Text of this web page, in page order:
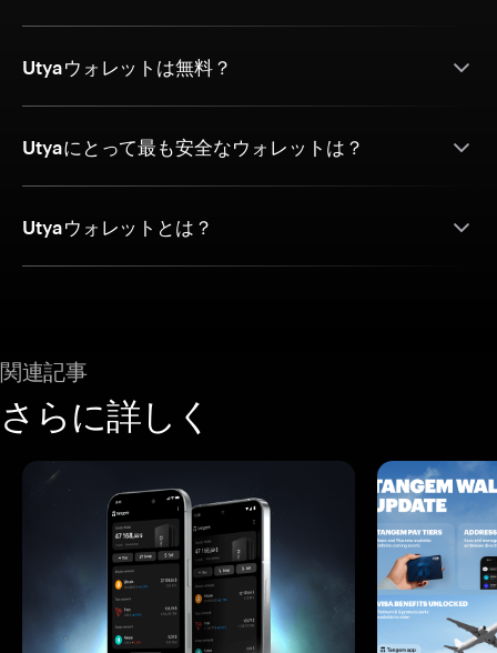
Utyaウォレットは無料？
Utyaにとって最も安全なウォレットは？
Utyaウォレットとは？
関連記事
さらに詳しく